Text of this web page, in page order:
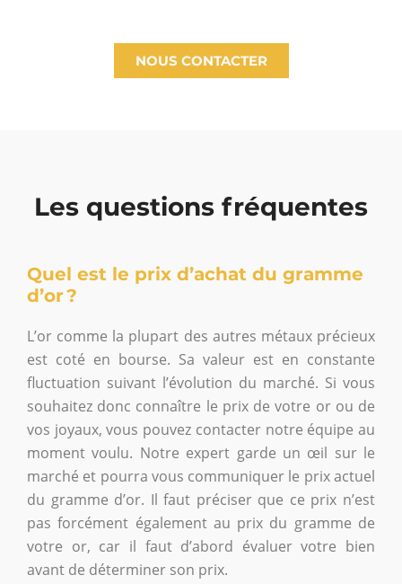
NOUS CONTACTER
Les questions fréquentes
Quel est le prix d’achat du gramme
d’or ?
L’or comme la plupart des autres métaux précieux
est coté en bourse. Sa valeur est en constante
fluctuation suivant l’évolution du marché. Si vous
souhaitez donc connaître le prix de votre or ou de
vos joyaux, vous pouvez contacter notre équipe au
moment voulu. Notre expert garde un œil sur le
marché et pourra vous communiquer le prix actuel
du gramme d’or. Il faut préciser que ce prix n’est
pas forcément également au prix du gramme de
votre or, car il faut d’abord évaluer votre bien
avant de déterminer son prix.